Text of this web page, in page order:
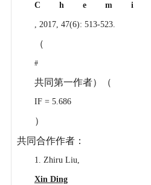
, 2017, 47(6): 513-523.
（
#
共同第一作者）（
IF = 5.686
）
共同合作作者：
1. Zhiru Liu,
Xin Ding